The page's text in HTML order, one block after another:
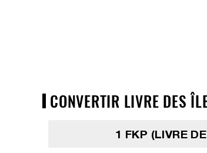
CONVERTIR LIVRE DES
1 FKP (LIVRE